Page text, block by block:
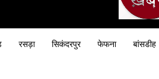
रसड़ा सिकंदरपुर फेफना बांसडीह